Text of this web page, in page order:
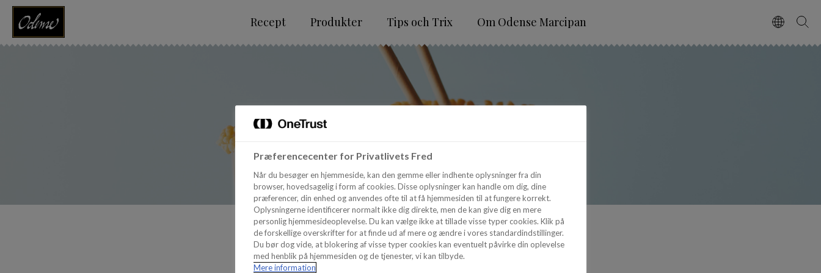
Recept Produkter Tips och Trix Om Odense Marcipan VælgSøg
Dekorationer
Præferencecenter for Privatlivets Fred
Når du besøger en hjemmeside, kan den gemme eller indhente oplysninger fra din
browser, hovedsagelig i form af cookies. Disse oplysninger kan handle om dig, dine
præferencer, din enhed og anvendes ofte til at få hjemmesiden til at fungere korrekt.
Oplysningerne identificerer normalt ikke dig direkte, men de kan give dig en mere
personlig hjemmesideoplevelse. Du kan vælge ikke at tillade visse typer cookies. Klik på
de forskellige overskrifter for at finde ud af mere og ændre i vores standardindstillinger.
Du bør dog vide, at blokering af visse typer cookies kan eventuelt påvirke din oplevelse
med henblik på hjemmesiden og de tjenester, vi kan tilbyde.
Mere information